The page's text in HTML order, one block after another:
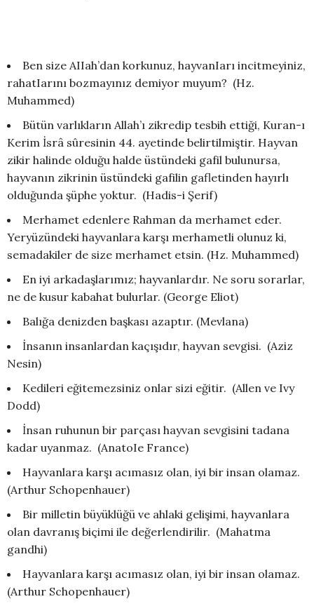
Ben size AIIah’dan korkunuz, hayvanIarı incitmeyiniz,
rahatIarını bozmayınız demiyor muyum? (Hz.
Muhammed)
Bütün varlıkların Allah’ı zikredip tesbih ettiği, Kuran-ı
Kerim İsrâ sûresinin 44. ayetinde belirtilmiştir. Hayvan
zikir halinde olduğu halde üstündeki gafil bulunursa,
hayvanın zikrinin üstündeki gafilin gafletinden hayırlı
olduğunda şüphe yoktur. (Hadis-i Şerif)
Merhamet edenlere Rahman da merhamet eder.
Yeryüzündeki hayvanlara karşı merhametli olunuz ki,
semadakiler de size merhamet etsin. (Hz. Muhammed)
En iyi arkadaşlarımız; hayvanlardır. Ne soru sorarlar,
ne de kusur kabahat bulurlar. (George Eliot)
Balığa denizden başkası azaptır. (Mevlana)
İnsanın insanlardan kaçışıdır, hayvan sevgisi. (Aziz
Nesin)
Kedileri eğitemezsiniz onlar sizi eğitir. (Allen ve Ivy
Dodd)
İnsan ruhunun bir parçası hayvan sevgisini tadana
kadar uyanmaz. (AnatoIe France)
Hayvanlara karşı acımasız olan, iyi bir insan olamaz.
(Arthur Schopenhauer)
Bir milletin büyüklüğü ve ahlaki gelişimi, hayvanlara
olan davranış biçimi ile değerlendirilir. (Mahatma
gandhi)
Hayvanlara karşı acımasız olan, iyi bir insan olamaz.
(Arthur Schopenhauer)